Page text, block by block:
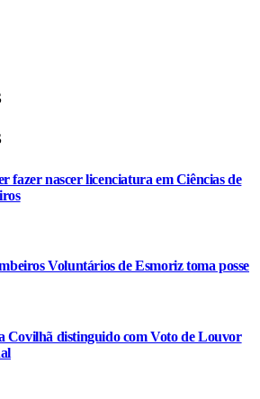
fazer nascer licenciatura em Ciências de
Voluntários de Esmoriz toma posse
Covilhã distinguido com Voto de Louvor